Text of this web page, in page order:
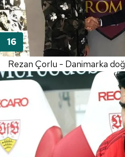
Rezan Çorlu - Danimarka